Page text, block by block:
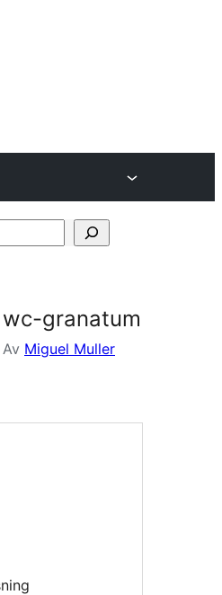
wc-granatum
Av Miguel Muller